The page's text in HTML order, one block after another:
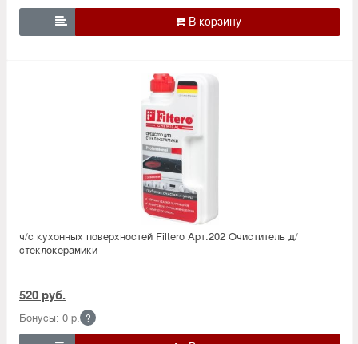

ч/с кухонных поверхностей Filtero Арт.202 Очиститель д/
стеклокерамики
520 руб.
Бонусы: 0 р. ?